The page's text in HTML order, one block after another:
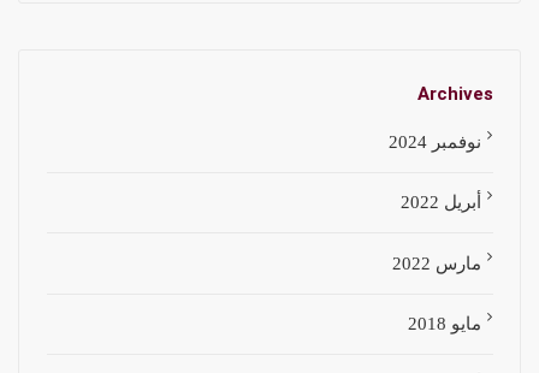
Archives
نوفمبر 2024
أبريل 2022
مارس 2022
مايو 2018